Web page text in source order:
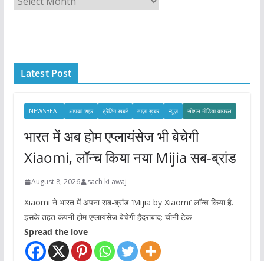
Latest Post
NEWSBEAT आपका शहर ट्रेंडिंग खबरें ताज़ा ख़बर न्यूज़ सोशल मीडिया वायरल
भारत में अब होम एप्लायंसेज भी बेचेगी
Xiaomi, लॉन्च किया नया Mijia सब-ब्रांड
August 8, 2026 sach ki awaj
Xiaomi ने भारत में अपना सब-ब्रांड ‘Mijia by Xiaomi’ लॉन्च किया है.
इसके तहत कंपनी होम एप्लायंसेज बेचेगी हैदराबाद: चीनी टेक
Spread the love